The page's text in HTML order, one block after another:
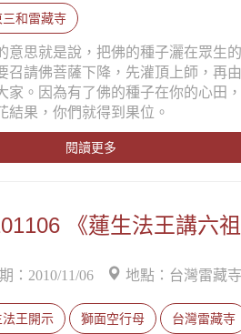
三和雷藏寺
意思就是說，把佛的種子灑在眾生
召請佛菩薩下降，先灌頂上師，再
家。因為有了佛的種子在你的心田
結果，你們就得到果位。
閱讀更多
《蓮生法王講六
：2010/11/06 地點：台灣雷藏寺
法王開示 獅面空行母 台灣雷藏寺